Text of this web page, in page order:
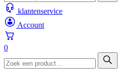
klantenservice
Account
0